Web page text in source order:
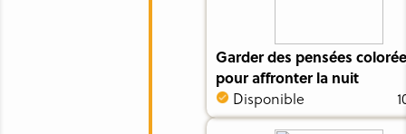
Garder des pensées
pour affronter la nuit
Disponible